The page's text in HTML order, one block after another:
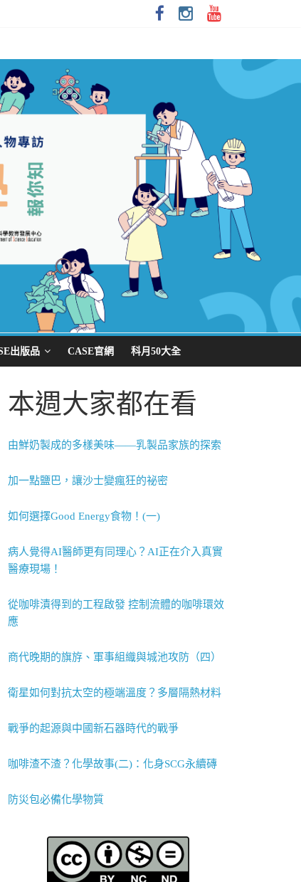
出版品 CASE官網 科月50大全
本週大家都在看
由鮮奶製成的多樣美味——乳製品家族的探索
加一點鹽巴，讓沙士變瘋狂的祕密
如何選擇Good Energy食物！(一)
病人覺得AI醫師更有同理心？AI正在介入真實
醫療現場！
從咖啡漬得到的工程啟發 控制流體的咖啡環效
應
商代晚期的旗斿、軍事組織與城池攻防（四）
衛星如何對抗太空的極端溫度？多層隔熱材料
戰爭的起源與中國新石器時代的戰爭
咖啡渣不渣？化學故事(二)：化身SCG永續磚
防災包必備化學物質